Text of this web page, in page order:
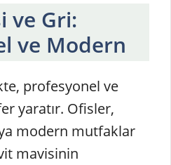
ve Gri:
ve Modern
profesyonel ve
yaratır. Ofisler,
modern mutfaklar
mavisinin